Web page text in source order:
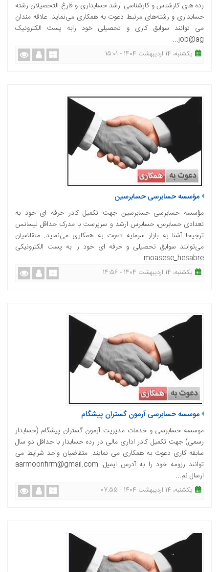
رده های کارشناس و کارشناسی ارشد حسابداری و فارغ التحصیلان رشته
حسابداری و رشته‌های مرتبط دعوت به همکاری می‌نماید. علاقه مندان
می توانند سوابق کاری و تحصیلی خود رابه پست الکترونیک
job@ag...
یکشنبه، 14 اردیبهشت 1404 - 15:01
مؤسسه حسابرسی حسابرسین
مؤسسه حسابرسی حسابرسین جهت تکمیل کادر حرفه ای خود به
تعدادی حسابرس، حسابرس ارشد و سرپرست با مدرک حداقل لیسانس
ترجیحا آشنا به بازار سرمایه دعوت به همکاری می‌نماید. متقاضیان
می‌توانند سوابق تحصیلی و حرفه ای خود را به پست الکترونیکی
moasese_hesabre...
یکشنبه، 14 اردیبهشت 1404 - 14:56
موسسه حسابرسی آرمون گستران پیشگام
موسسه حسابرسی و خدمات مدیریت آرمون گستران پیشگام (حسابدار
رسمی) جهت تکمیل کادر اداری مالی در رده حسابدار با حداقل دو سال
سابقه کاری دعوت به همکاری می نمایند. متقاضیان واجد شرایط می
توانند رزومه خود را به آدرس ایمیل: aarmoonfirm@gmail.com
ارسال نم...
یکشنبه، 14 اردیبهشت 1404 - 07:55